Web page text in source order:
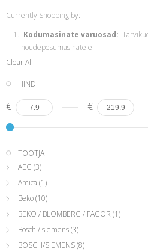
Currently Shopping by:
Kodumasinate varuosad:
nõudepesumasinatele
Clear All
HIND
€ €
TOOTJA
AEG (3)
Amica (1)
Beko(10)
BEKO / BLOMBERG / FAGOR (1)
Bosch / siemens(3)
BOSCH/SIEMENS(8)